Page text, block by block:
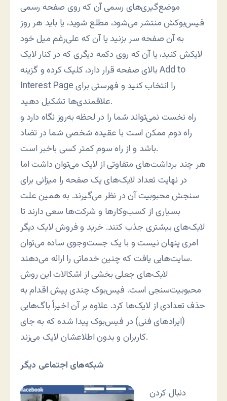
موضع‌گیری‌های رسمی آن که روی صفحه رسمی
فیس‌بوکش منتشر می‌شود، مطلع شوید، یا باید هر روز
به آن صفحه سر بزنید یا آن که علی‌رغم میل خود
لایکش کنید، یا آن که روی دکمه دیگری که در کنار لایک
بالای صفحه قرار دارد، کلیک کرده و گزینه Add to
Interest Page را انتخاب کنید و فهرستی برای
علاقمندی‌ها تشکیل دهید.
راه نخست نمی‌تواند شما را در لحظه به‌روز نگاه دارد و
راه دوم ممکن است با عقیده شخصی شما در تضاد
باشد و از راه سوم کمتر کسی باخبر است.
هر چند برداشت‌های متفاوتی از لایک می‌توان داشت اما
در نهایت تعداد لایک‌های یک صفحه را میزانی برای
سنجش محبوبیت آن در نظر می‌گیرند. به همین علت
بسیاری از کسب‌وکارها و شرکت‌ها سعی دارند تا
لایک‌های بیشتری جذب کنند. خرید و فروش لایک دیگر
امری پنهان نیست و با یک جست‌وجوی ساده می‌توان
سایت‌هایی یافت که چنین خدماتی را ارائه می‌دهند.
لایک‌های جعلی بخشی از اشکالات این روش
محبوبیت‌سنجی است. فیس‌بوک چندی پیش اقدام به
حذف تعدادی از لایک‌ها کرد. علاوه بر آن اخیراً باگ‌هایی
(ایرادهای فنی) در فیس‌بوک پیدا شده که به جای
کاربران و بدون اطلاعشان لایک می‌زند.
شبکه‌های اجتماعی دیگر
دنبال کردن